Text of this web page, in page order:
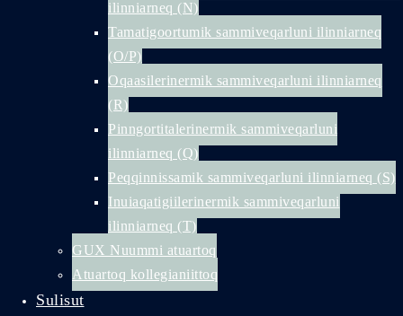
ilinniarneq (N)
Tamatigoortumik sammiveqarluni ilinniarneq
(O/P)
Oqaasilerinermik sammiveqarluni ilinniarneq
(R)
Pinngortitalerinermik sammiveqarluni
ilinniarneq (Q)
Peqqinnissamik sammiveqarluni ilinniarneq (S)
Inuiaqatigiilerinermik sammiveqarluni
ilinniarneq (T)
GUX Nuummi atuartoq
Atuartoq kollegianiittoq
Sulisut